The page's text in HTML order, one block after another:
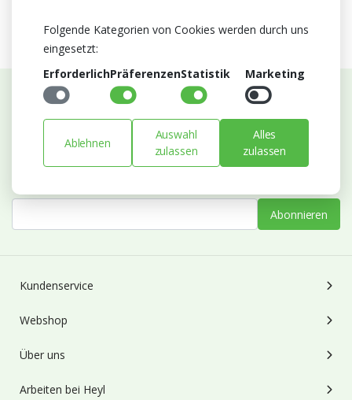
Bleiben Sie auf dem Laufenden mit Neuigkeiten und
Entwicklungen von Blumengroßhandel Heyl
Abonnieren
Kundenservice
Webshop
Über uns
Arbeiten bei Heyl
Folgende Kategorien von Cookies werden durch uns
eingesetzt:
ErforderlichPräferenzenStatistik Marketing
Ablehnen
Auswahl
zulassen
Alles
zulassen